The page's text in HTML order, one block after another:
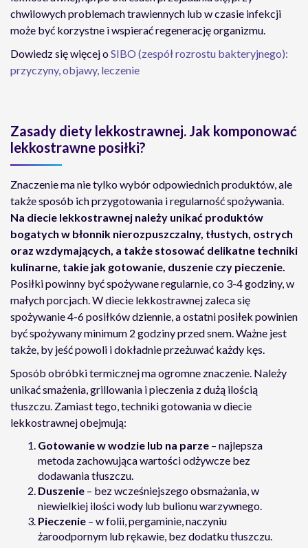
chwilowych problemach trawiennych lub w czasie infekcji
może być korzystne i wspierać regenerację organizmu.
Dowiedz się więcej oSIBO (zespół rozrostu bakteryjnego):
przyczyny, objawy, leczenie
Zasady diety lekkostrawnej. Jak komponować
lekkostrawne posiłki?
Znaczenie ma nie tylko wybór odpowiednich produktów, ale
także sposób ich przygotowania i regularność spożywania.
Na diecie lekkostrawnej należy unikać produktów
bogatych w błonnik nierozpuszczalny, tłustych, ostrych
oraz wzdymających, a także stosować delikatne techniki
kulinarne, takie jak gotowanie, duszenie czy pieczenie.
Posiłki powinny być spożywane regularnie, co 3-4 godziny, w
małych porcjach. W diecie lekkostrawnej zaleca się
spożywanie 4-6 posiłków dziennie, a ostatni posiłek powinien
być spożywany minimum 2 godziny przed snem. Ważne jest
także, by jeść powoli i dokładnie przeżuwać każdy kęs.
Sposób obróbki termicznej ma ogromne znaczenie. Należy
unikać smażenia, grillowania i pieczenia z dużą ilością
tłuszczu. Zamiast tego, techniki gotowania w diecie
lekkostrawnej obejmują:
Gotowanie w wodzie lub na parze – najlepsza
metoda zachowująca wartości odżywcze bez
dodawania tłuszczu.
Duszenie – bez wcześniejszego obsmażania, w
niewielkiej ilości wody lub bulionu warzywnego.
Pieczenie – w folii, pergaminie, naczyniu
żaroodpornym lub rękawie, bez dodatku tłuszczu.